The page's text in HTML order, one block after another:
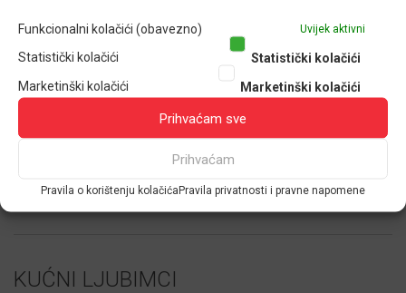
Funkcionalni kolačići (obavezno) Uvijek aktivni
Statistički kolačići
Statistički kolačići
Marketinški kolačići
Marketinški kolačići
Prihvaćam sve
Prihvaćam
Pravila o korištenju kolačićaPravila privatnosti i pravne napomene
Parkiralište Arena Parka smatra se nerazvrstanom cestom
Zakona o sigurnosti prometa na
cestama. Stoga se na ponašanje sudionika u prometu, a
sukladno tome i na prometovanje parkiralištem Arena parka
primjenjuje sljedećiZakon
Poštujte ograničenja o
KUĆNI LJUBIMCI